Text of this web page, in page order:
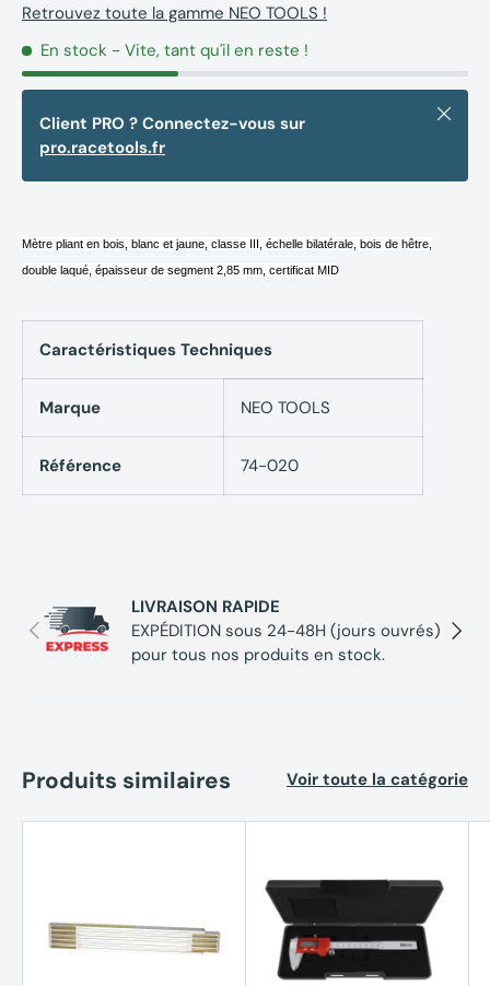
Retrouvez toute la gamme NEO TOOLS !
En stock - Vite, tant qu'il en reste !
Client PRO ? Connectez-vous sur
pro.racetools.fr
Fermer
Mètre pliant en bois, blanc et jaune, classe III, échelle bilatérale, bois de hêtre,
double laqué, épaisseur de segment 2,85 mm, certificat MID
Caractéristiques Techniques
Marque NEO TOOLS
Référence 74-020
Précédent
LIVRAISON RAPIDE
EXPÉDITION sous 24-48H (jours ouvrés)
pour tous nos produits en stock.
Produits similaires Voir toute la catégorie